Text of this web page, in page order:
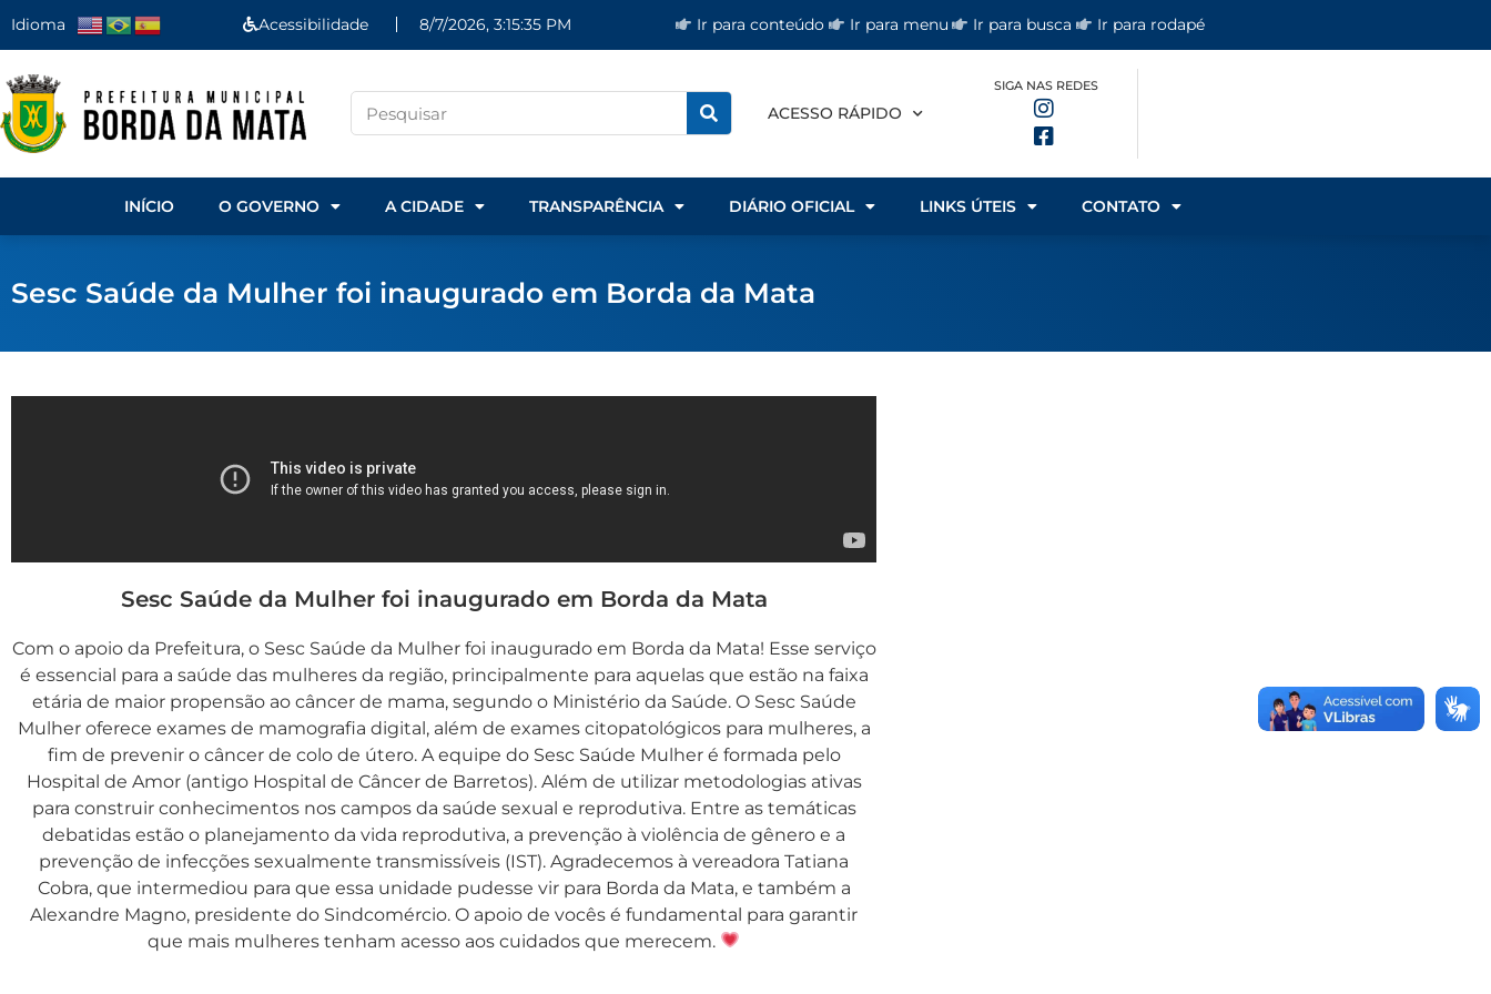
Idioma Acessibilidade 8/7/2026, 3:15:35 PM Ir para conteúdo Ir para menu Ir para busca Ir para rodapé
ACESSO RÁPIDO
SIGA NAS REDES
INÍCIO O GOVERNO A CIDADE TRANSPARÊNCIA DIÁRIO OFICIAL LINKS ÚTEIS CONTATO
Sesc Saúde da Mulher foi inaugurado em Borda da Mata
Sesc Saúde da Mulher foi inaugurado em Borda da Mata
Com o apoio da Prefeitura, o Sesc Saúde da Mulher foi inaugurado em Borda da Mata! Esse serviço
é essencial para a saúde das mulheres da região, principalmente para aquelas que estão na faixa
etária de maior propensão ao câncer de mama, segundo o Ministério da Saúde. O Sesc Saúde
Mulher oferece exames de mamografia digital, além de exames citopatológicos para mulheres, a
fim de prevenir o câncer de colo de útero. A equipe do Sesc Saúde Mulher é formada pelo
Hospital de Amor (antigo Hospital de Câncer de Barretos). Além de utilizar metodologias ativas
para construir conhecimentos nos campos da saúde sexual e reprodutiva. Entre as temáticas
debatidas estão o planejamento da vida reprodutiva, a prevenção à violência de gênero e a
prevenção de infecções sexualmente transmissíveis (IST). Agradecemos à vereadora Tatiana
Cobra, que intermediou para que essa unidade pudesse vir para Borda da Mata, e também a
Alexandre Magno, presidente do Sindcomércio. O apoio de vocês é fundamental para garantir
que mais mulheres tenham acesso aos cuidados que merecem.